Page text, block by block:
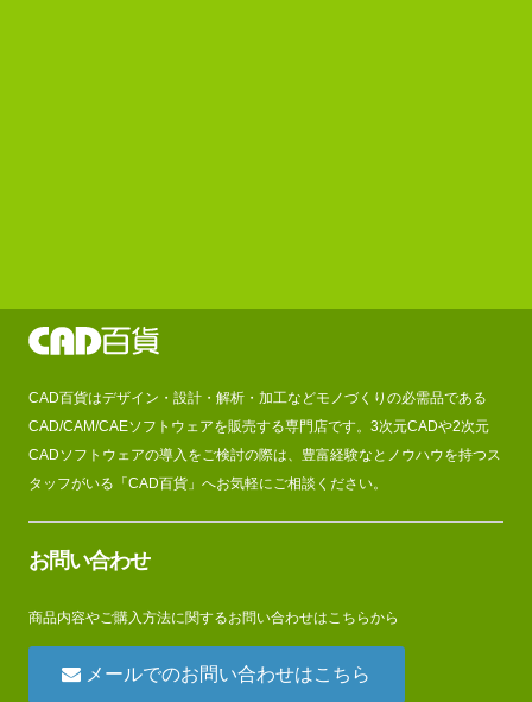
CAD百貨はデザイン・設計・解析・加工などモノづくりの必需品である
CAD/CAM/CAEソフトウェアを販売する専門店です。3次元CADや2次元
CADソフトウェアの導入をご検討の際は、豊富経験なとノウハウを持つス
タッフがいる「CAD百貨」へお気軽にご相談ください。
お問い合わせ
商品内容やご購入方法に関するお問い合わせはこちらから
メールでのお問い合わせはこちら